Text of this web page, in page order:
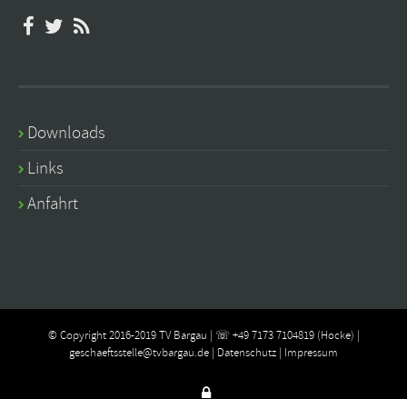
Downloads
Links
Anfahrt
© Copyright 2016-2019 TV Bargau | ☏ +49 7173 7104819 (Hocke) |
geschaeftsstelle@tvbargau.de | Datenschutz | Impressum